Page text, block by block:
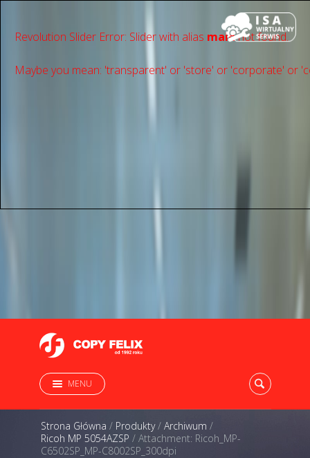
Revolution Slider Error: Slider with alias mainnot found.
Maybe you mean: 'transparent' or 'store' or 'сorporate' or
MENU
Strona Główna / Produkty/ Archiwum /
Ricoh MP 5054AZSP / Attachment: Ricoh_MP-
C6502SP_MP-C8002SP_300dpi